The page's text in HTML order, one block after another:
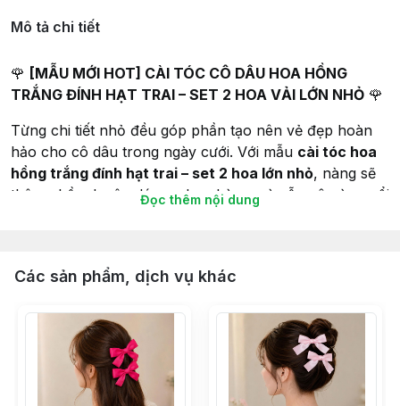
Mô tả chi tiết
🌹 [MẪU MỚI HOT] CÀI TÓC CÔ DÂU HOA HỒNG
TRẮNG ĐÍNH HẠT TRAI – SET 2 HOA VẢI LỚN NHỎ 🌹
Từng chi tiết nhỏ đều góp phần tạo nên vẻ đẹp hoàn
hảo cho cô dâu trong ngày cưới. Với mẫu cài tóc hoa
hồng trắng đính hạt trai – set 2 hoa lớn nhỏ, nàng sẽ
thêm phần duyên dáng, nhẹ nhàng mà vẫn vô cùng nổi
thước lớn nhỏ để tạo chiều sâu và sự tự nhiên. Mẫu
ngọcmang đến nét đẹp thanh lịch, nhẹ nhàng mà
không kém phần sang trọng.
Ưu điểm nổi bật:
Đọc thêm nội dung
Các sản phẩm, dịch vụ khác